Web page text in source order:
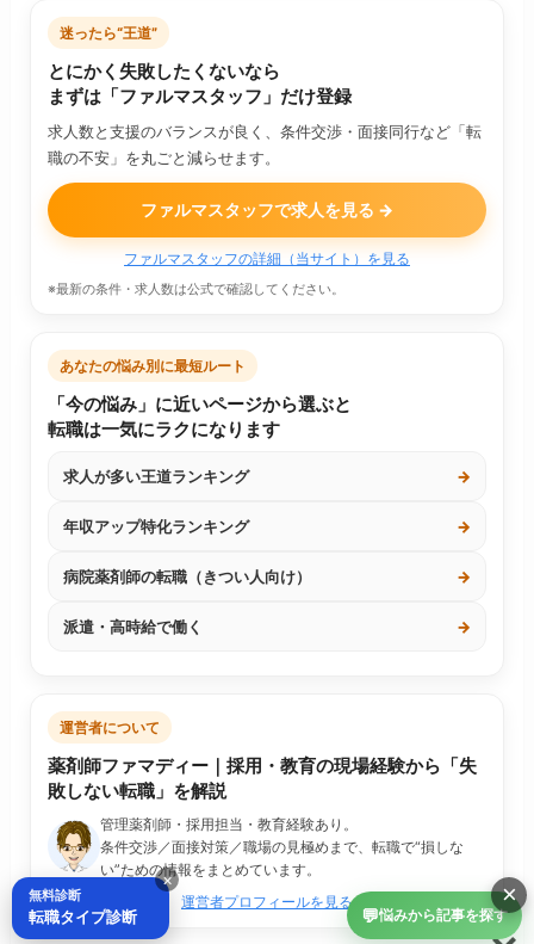
迷ったら“王道”
とにかく失敗したくないなら
まずは「ファルマスタッフ」だけ登録
求人数と支援のバランスが良く、条件交渉・面接同行など「転
職の不安」を丸ごと減らせます。
ファルマスタッフで求人を見る →
ファルマスタッフの詳細（当サイト）を見る
※最新の条件・求人数は公式で確認してください。
あなたの悩み別に最短ルート
「今の悩み」に近いページから選ぶと
転職は一気にラクになります
求人が多い王道ランキング →
年収アップ特化ランキング →
病院薬剤師の転職（きつい人向け） →
派遣・高時給で働く →
運営者について
薬剤師ファマディー｜採用・教育の現場経験から「失
敗しない転職」を解説
管理薬剤師・採用担当・教育経験あり。
条件交渉／面接対策／職場の見極めまで、転職で“損しな
い”ための情報をまとめています。
運営者プロフィールを見る
💬悩みから記事を探す
×
×
無料診断
転職タイプ診断